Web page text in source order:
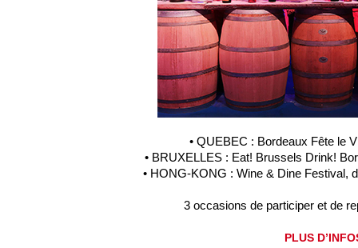
• QUEBEC : Bordeaux Fête le
• BRUXELLES : Eat! Brussels Drink!
• HONG-KONG : Wine & Dine Festival,
3 occasions de participer et de
PLUS